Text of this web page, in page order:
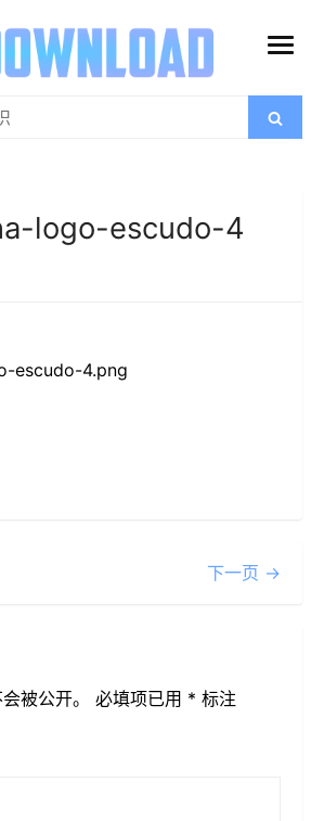
打
菜
搜
索
logo-escudo-4
escudo-4.png
下一页 →
被公开。 必填项已用 * 标注